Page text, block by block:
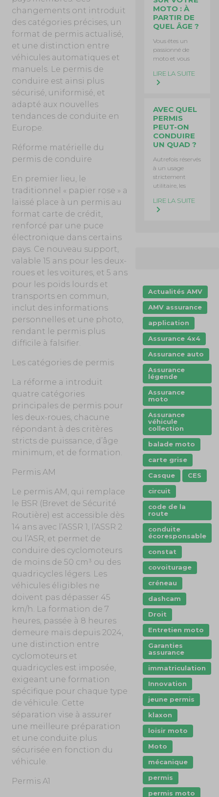
changements ont introduit
des catégories précises, un
format de permis actualisé,
et une distinction entre
véhicules automatiques et
manuels. Le permis de
conduire est ainsi plus
sécurisé, uniformisé, et
adapté aux nouvelles
tendances de conduite en
Europe.
Réforme matérielle du
permis de conduire
En premier lieu, le
traditionnel « papier rose » a
laissé place à un permis au
format carte de crédit,
renforcé par une puce
électronique dans certains
pays. Ce nouveau support,
valable 15 ans pour les deux-
roues et les voitures, et 5 ans
pour les poids lourds et
transports en commun,
inclut des informations
personnelles et une photo,
rendant le permis plus
difficile à falsifier.
Les catégories de permis
La réforme a introduit
quatre catégories
principales de permis pour
les deux-roues, chacune
répondant à des critères
stricts de puissance, d’âge
minimum, et de formation.
Permis AM
Le permis AM, qui remplace
le BSR (Brevet de Sécurité
Routière) est accessible dès
14 ans avec l’ASSR 1, l’ASSR 2
ou l’ASR, et permet de
conduire des cyclomoteurs
de moins de 50 cm³ ou des
quadricycles légers. Les
véhicules éligibles ne
doivent pas dépasser 45
km/h. La formation de 7
heures, passée à 8 heures
demeure mais depuis 2024,
une distinction entre
cyclomoteurs et
quadricycles est imposée,
exigeant une formation
spécifique pour chaque type
de véhicule. Cette
séparation vise à assurer
une meilleure préparation
et une conduite plus
sécurisée en fonction du
véhicule.
Permis A1
MOTO : À
PARTIR DE
QUEL ÂGE ?
Vous êtes un
passionné de
moto et vous
LIRE LA SUITE
AVEC QUEL
PERMIS
PEUT-ON
CONDUIRE
UN QUAD ?
Autrefois réservés
à un usage
strictement
utilitaire, les
LIRE LA SUITE
Actualités AMV
AMV assurance
application
Assurance 4x4
Assurance auto
Assurance
légende
Assurance
moto
Assurance
véhicule
collection
balade moto
carte grise
Casque
CES
circuit
code de la
route
conduite
écoresponsable
constat
covoiturage
créneau
dashcam
Droit
Entretien moto
Garanties
assurance
immatriculation
Innovation
jeune permis
klaxon
loisir moto
Moto
mécanique
permis
permis moto